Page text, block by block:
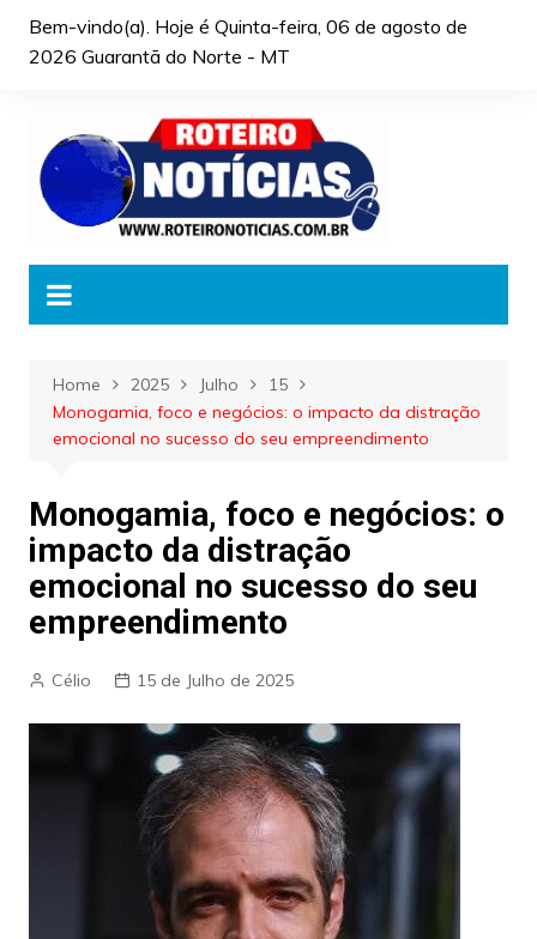
Bem-vindo(a). Hoje é Quinta-feira, 06 de agosto de
2026 Guarantã do Norte - MT
Home 2025 Julho
15
Monogamia, foco e negócios: o impacto da distração
emocional no sucesso do seu empreendimento
Monogamia, foco e negócios: o
impacto da distração
emocional no sucesso do seu
empreendimento
Célio 15 de Julho de 2025